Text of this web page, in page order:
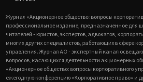
Журнал «Акционерное общество: вопросы
профессиональное издание, предназначенное для
читателей - юристов, экспертов, адвокатов,
многих других специалистов, работающих в сфере
управления. Журнал АО - экспертный канал
вопросов, касающихся деятельности акционерных
«Акционерное общество: вопросы корпоративного
ежегодную конференцию «Корпоративное право» и